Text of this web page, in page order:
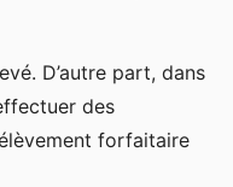
D’autre part, dans
des
forfaitaire